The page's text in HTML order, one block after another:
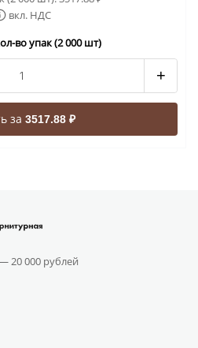
вкл. НДС
во упак (2 000 шт)
+
за 3517.88 ₽
— 20 000 рублей